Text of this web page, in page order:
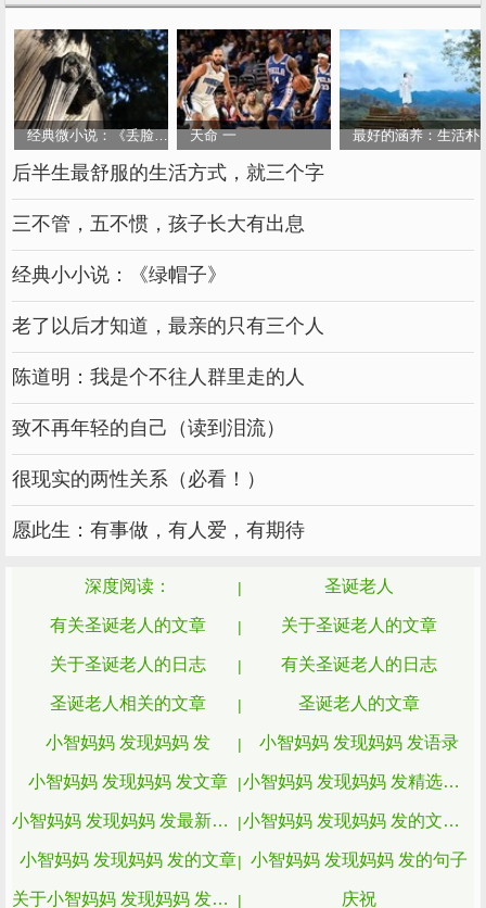
到了晚上，我早早的回屋，大约过了2个小
时，只听见“吱呀”地一声开了，我微微地把眼睛
睁开一点，只看见爸爸妈妈的身影，他们把礼物
小心翼翼地放进我挂在床头的圣诞袜里。我突然
坐起来了，爸爸妈妈都不知说什么好，我热泪盈
眶地对着爸妈说：“爸妈，谢谢你们！”
虽然圣诞节没有圣诞老人，也没有圣诞礼
物，但我10岁那年的圣诞节，是最快乐的。
圣诞节的庆祝方式英语作文(通用10篇) 篇3
神奇的圣诞节到来了，却没有看到天空飘起
美丽的雪花，于是我拿起画笔，画起了飘着雪花
的圣诞节。
我开始在夜晚一样的卡纸上用心地画着每一
根线条，我用白色的修正液在黑色的天空里飘满
了快乐的雪花，小猫咪爬上小屋子的房顶，呆呆
地看着飘扬着雪花的童话世界，小树也看得入神
样，大大小小的房子最引人瞩目，彩色的屋顶就
像小蘑菇一样，一条条的花纹太好看了。
我画完了放下画笔，抬头一看窗外，天空中
真的飘起了美丽的雪花。
圣诞节的庆祝方式英语作文(通用10篇) 篇4
经典微小说：《丢脸的父亲》天命 一 最好的涵养：生活朴
后半生最舒服的生活方式，就三个字
三不管，五不惯，孩子长大有出息
经典小小说：《绿帽子》
老了以后才知道，最亲的只有三个人
陈道明：我是个不往人群里走的人
致不再年轻的自己（读到泪流）
很现实的两性关系（必看！）
愿此生：有事做，有人爱，有期待
深度阅读： 圣诞老人
有关圣诞老人的文章 关于圣诞老人的文章
关于圣诞老人的日志 有关圣诞老人的日志
圣诞老人相关的文章 圣诞老人的文章
小智妈妈 发现妈妈 发 小智妈妈 发现妈妈 发语录
小智妈妈 发现妈妈 发文章 小智妈妈 发现妈妈 发精选文章
小智妈妈 发现妈妈 发最新的文章 小智妈妈 发现妈妈 发的文章和故事
小智妈妈 发现妈妈 发的文章 小智妈妈 发现妈妈 发的句子
关于小智妈妈 发现妈妈 发的文章 庆祝